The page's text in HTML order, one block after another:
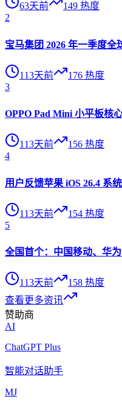
63天前 149 热度
2
宝马集团 2026 年一季度全
113天前 176 热度
3
OPPO Pad Mini 小平板核
113天前 156 热度
4
用户反馈苹果 iOS 26.4 系
113天前 154 热度
5
全国首个：中国移动、华
113天前 158 热度
查看更多资讯
赞助商
AI
ChatGPT Plus
智能对话助手
MJ